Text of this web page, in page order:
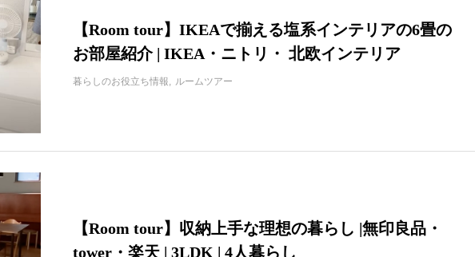
【Room tour】IKEAで揃える塩系インテリアの6畳の
お部屋紹介 | IKEA・ニトリ・ 北欧インテリア
暮らしのお役立ち情報 ルームツアー
【Room tour】収納上手な理想の暮らし |無印良品・
tower・楽天 | 3LDK | 4人暮らし